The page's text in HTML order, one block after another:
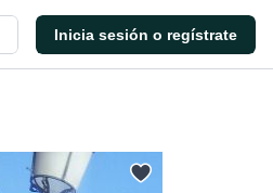
Inicia sesión o regístrate